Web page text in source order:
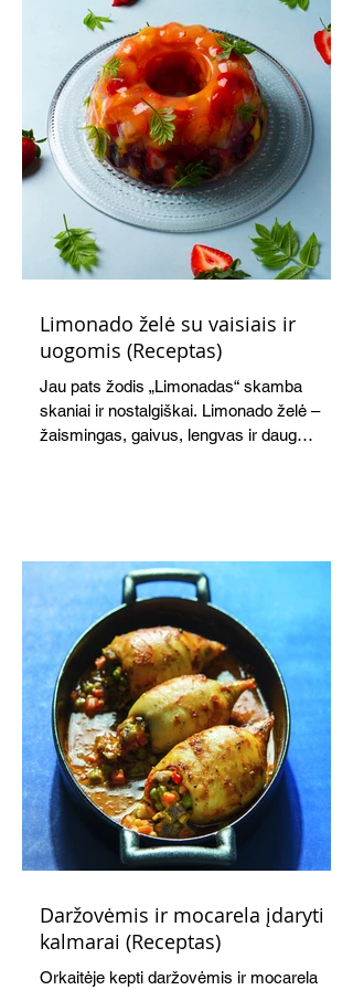
Limonado želė su vaisiais ir
uogomis (Receptas)
Jau pats žodis „Limonadas“ skamba
skaniai ir nostalgiškai. Limonado želė –
žaismingas, gaivus, lengvas ir daug
Daržovėmis ir mocarela įdaryti
kalmarai (Receptas)
Orkaitėje kepti daržovėmis ir mocarela